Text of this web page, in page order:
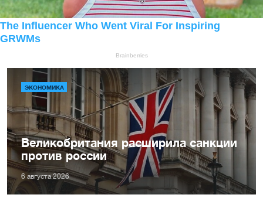
ЭКОНОМИКА
Великобритания расширила санкции
против россии
6 августа 2026